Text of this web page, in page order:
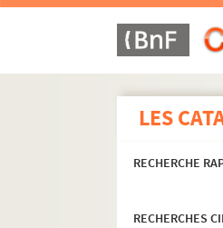
LES
RECHERCHE
RECHERCHES